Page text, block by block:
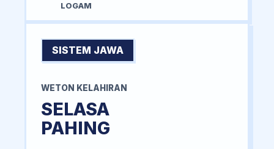
LOGAM
SISTEM JAWA
WETON KELAHIRAN
SELASA
PAHING